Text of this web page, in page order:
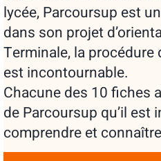
lycée, Parcoursup est
dans son projet
Terminale, la procédure
est incontournable.
Chacune des 10 fiches
de Parcoursup qu’il est
comprendre et